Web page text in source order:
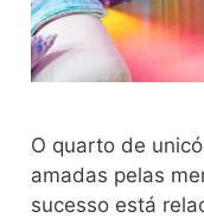
O quarto de
amadas pelas
sucesso está